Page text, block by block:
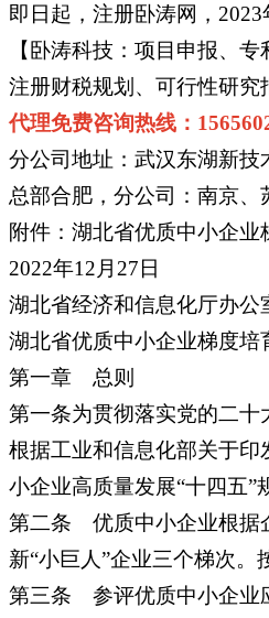
即日起，注册卧涛网，
【卧涛科技：项目申报、
注册财税规划、可行性研
代理免费咨询热线：
分公司地址：武汉东湖新
总部合肥，分公司：南京
附件：湖北省优质中小企业
2022年12月27日
湖北省经济和信息化厅办公
湖北省优质中小企业梯度培
第一章 总则
第一条为贯彻落实党的二
根据工业和信息化部关于
小企业高质量发展“十四五
第二条 优质中小企业根据
新“小巨人”企业三个梯次
第三条 参评优质中小企业